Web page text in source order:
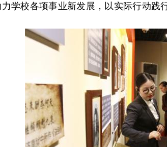
学校各项事业新发展，以实际行动践